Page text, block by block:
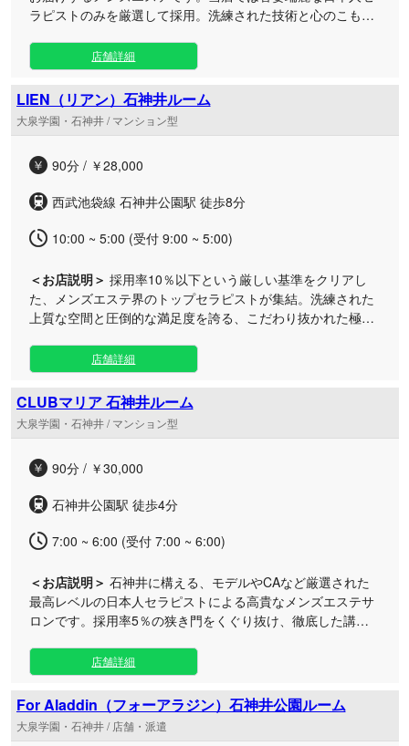
ラピストのみを厳選して採用。洗練された技術と心のこもっ
および上石神井駅からアクセスが良く、隠れ家のような上質
なプライベート空間をご用意しております。深夜・早朝まで
営業（11:00〜翌5:00）しているため、お仕事帰りや遅い時
間のご利用にも最適です。 厳選されたスタッフによるワンラ
ンク上の極上ケアを、ぜひ一度ご体感ください。皆さまのご
店舗詳細
LIEN（リアン）石神井ルーム
大泉学園・石神井 / マンション型
90分 / ￥28,000
西武池袋線 石神井公園駅 徒歩8分
10:00 ~ 5:00 (受付 9:00 ~ 5:00)
＜お店説明＞ 採用率10％以下という厳しい基準をクリアし
た、メンズエステ界のトップセラピストが集結。洗練された
上質な空間と圧倒的な満足度を誇る、こだわり抜かれた極上
つでもご利用可能で、完全プライベートな「石神井ルーム
（西武池袋線・石神井公園駅から徒歩8分）」での施術はも
ちろん、東京全域への出張・デリバリーにも柔軟に対応いた
します。 技術・接客・空間のすべてにおいて妥協のない、完
成された最高峰のメンズエステ。日々の忙しさを忘れ、心も
店舗詳細
CLUBマリア 石神井ルーム
大泉学園・石神井 / マンション型
90分 / ￥30,000
石神井公園駅 徒歩4分
7:00 ~ 6:00 (受付 7:00 ~ 6:00)
＜お店説明＞ 石神井に構える、モデルやCAなど厳選された
最高レベルの日本人セラピストによる高貴なメンズエステサ
ロンです。採用率5％の狭き門をくぐり抜け、徹底した講習
美しさだけでなく、接客、身だしなみ、施術、そして心地よ
い空間づくりにいたるまで、すべてにおいてハイクオリティ
ーを追求いたしました。あえて顔出しをしない隠れ家的な石
神井のプライベート空間で、最高峰の技術と洗練されたおも
てなしをご堪能いただけます。 普段の忙しさを忘れ、特別で
店舗詳細
For Aladdin（フォーアラジン）石神井公園ルーム
大泉学園・石神井 / 店舗・派遣